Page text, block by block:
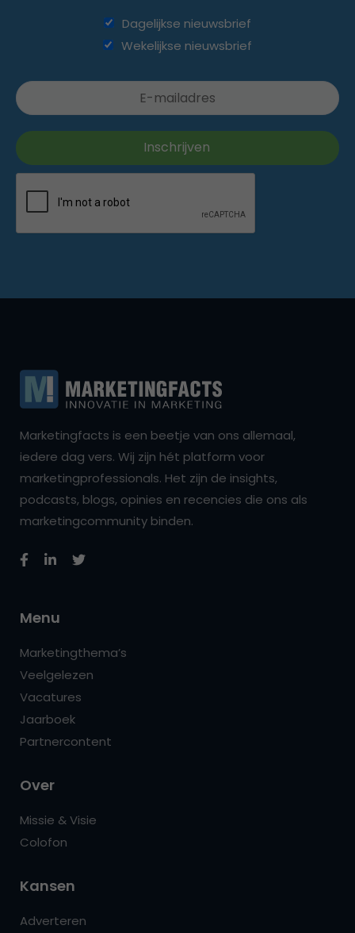
Dagelijkse nieuwsbrief
Wekelijkse nieuwsbrief
Marketingfacts is een beetje van ons allemaal,
iedere dag vers. Wij zijn hét platform voor
marketingprofessionals. Het zijn de insights,
podcasts, blogs, opinies en recencies die ons als
marketingcommunity binden.
Menu
Marketingthema’s
Veelgelezen
Vacatures
Jaarboek
Partnercontent
Over
Missie & Visie
Colofon
Kansen
Adverteren